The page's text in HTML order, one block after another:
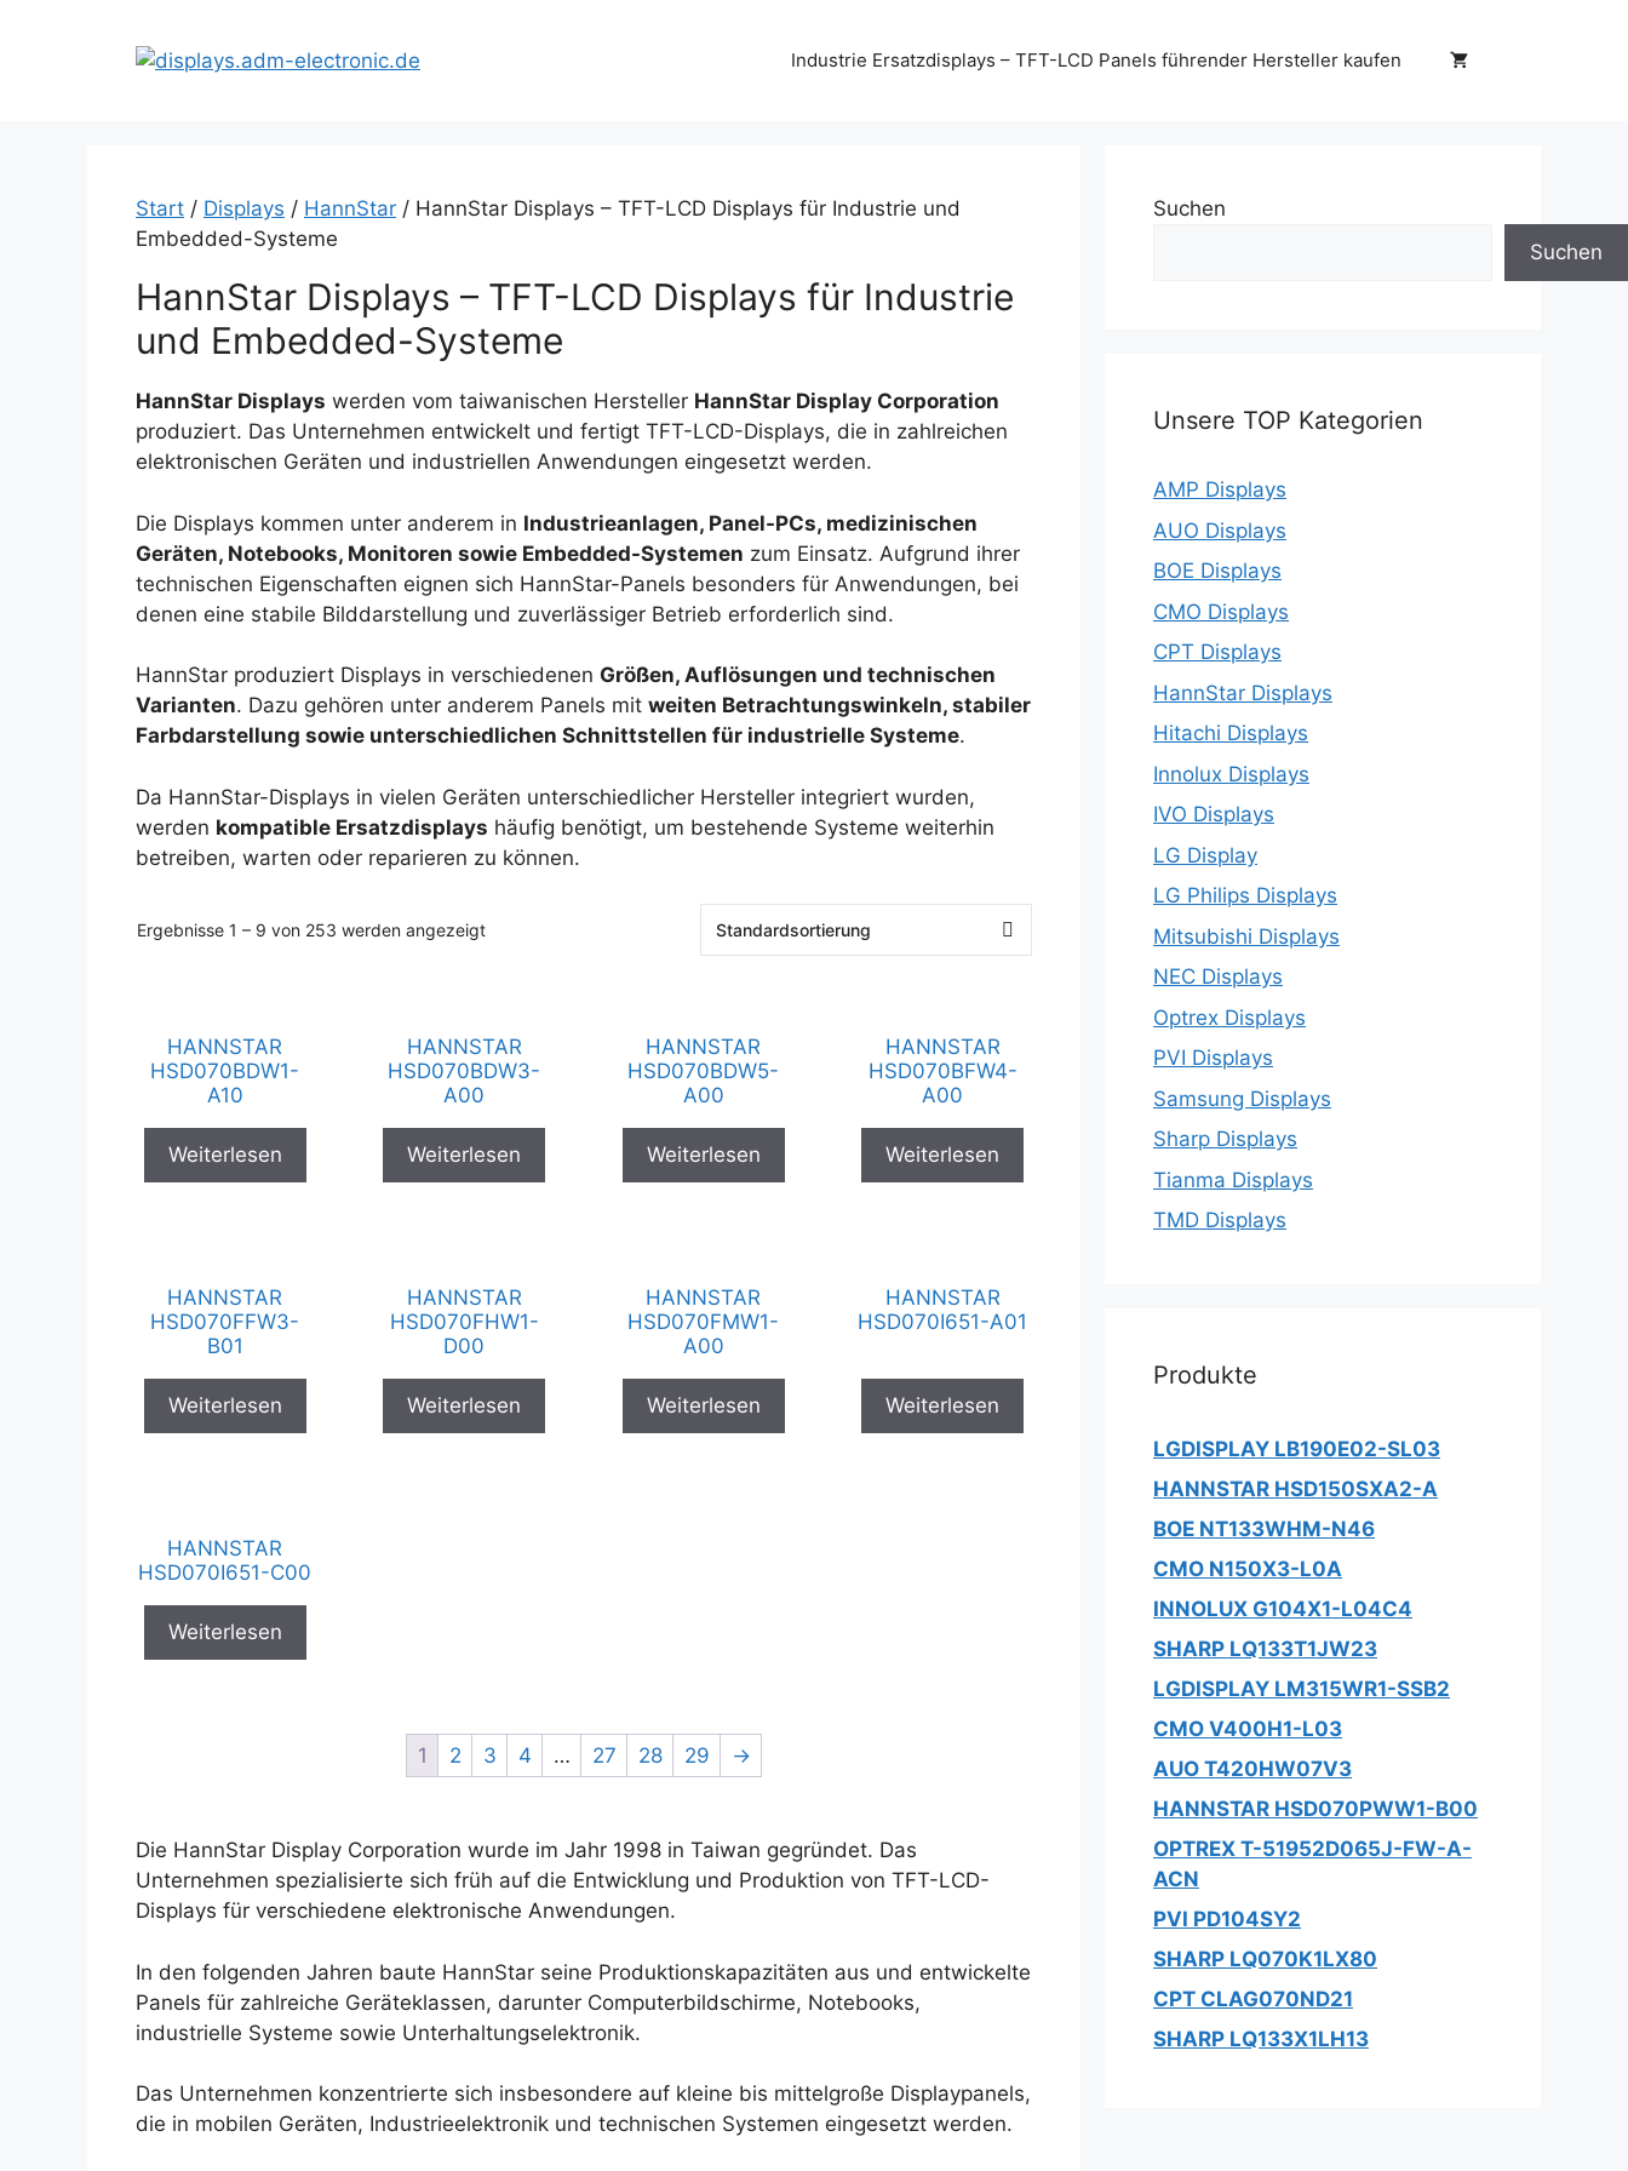
Industrie Ersatzdisplays – TFT-LCD Panels führender Hersteller kaufen
Start / Displays / HannStar / HannStar Displays – TFT-LCD Displays für Industrie und
Embedded-Systeme
HannStar Displays – TFT-LCD Displays für Industrie
und Embedded-Systeme
HannStar Displays werden vom taiwanischen Hersteller HannStar Display Corporation
produziert. Das Unternehmen entwickelt und fertigt TFT-LCD-Displays, die in zahlreichen
elektronischen Geräten und industriellen Anwendungen eingesetzt werden.
Die Displays kommen unter anderem in Industrieanlagen, Panel-PCs, medizinischen
Geräten, Notebooks, Monitoren sowie Embedded-Systemen zum Einsatz. Aufgrund ihrer
technischen Eigenschaften eignen sich HannStar-Panels besonders für Anwendungen, bei
denen eine stabile Bilddarstellung und zuverlässiger Betrieb erforderlich sind.
HannStar produziert Displays in verschiedenen Größen, Auflösungen und technischen
Varianten. Dazu gehören unter anderem Panels mit weiten Betrachtungswinkeln, stabiler
Farbdarstellung sowie unterschiedlichen Schnittstellen für industrielle Systeme.
Da HannStar-Displays in vielen Geräten unterschiedlicher Hersteller integriert wurden,
werden kompatible Ersatzdisplays häufig benötigt, um bestehende Systeme weiterhin
betreiben, warten oder reparieren zu können.
Ergebnisse 1 – 9 von 253 werden angezeigt
HANNSTAR
HSD070BDW1-
A10
Weiterlesen
HANNSTAR
HSD070BDW3-
A00
Weiterlesen
HANNSTAR
HSD070BDW5-
A00
Weiterlesen
HANNSTAR
HSD070BFW4-
A00
Weiterlesen
HANNSTAR
HSD070FFW3-
B01
Weiterlesen
HANNSTAR
HSD070FHW1-
D00
Weiterlesen
HANNSTAR
HSD070FMW1-
A00
Weiterlesen
HANNSTAR
HSD070I651-A01
Weiterlesen
HANNSTAR
HSD070I651-C00
Weiterlesen
1 2 3 4 … 27 28 29 →
Die HannStar Display Corporation wurde im Jahr 1998 in Taiwan gegründet. Das
Unternehmen spezialisierte sich früh auf die Entwicklung und Produktion von TFT-LCD-
Displays für verschiedene elektronische Anwendungen.
In den folgenden Jahren baute HannStar seine Produktionskapazitäten aus und entwickelte
Panels für zahlreiche Geräteklassen, darunter Computerbildschirme, Notebooks,
industrielle Systeme sowie Unterhaltungselektronik.
Das Unternehmen konzentrierte sich insbesondere auf kleine bis mittelgroße Displaypanels,
die in mobilen Geräten, Industrieelektronik und technischen Systemen eingesetzt werden.
Suchen
Suchen
Unsere TOP Kategorien
AMP Displays
AUO Displays
BOE Displays
CMO Displays
CPT Displays
HannStar Displays
Hitachi Displays
Innolux Displays
IVO Displays
LG Display
LG Philips Displays
Mitsubishi Displays
NEC Displays
Optrex Displays
PVI Displays
Samsung Displays
Sharp Displays
Tianma Displays
TMD Displays
Produkte
LGDISPLAY LB190E02-SL03
HANNSTAR HSD150SXA2-A
BOE NT133WHM-N46
CMO N150X3-L0A
INNOLUX G104X1-L04C4
SHARP LQ133T1JW23
LGDISPLAY LM315WR1-SSB2
CMO V400H1-L03
AUO T420HW07V3
HANNSTAR HSD070PWW1-B00
OPTREX T-51952D065J-FW-A-
ACN
PVI PD104SY2
SHARP LQ070K1LX80
CPT CLAG070ND21
SHARP LQ133X1LH13